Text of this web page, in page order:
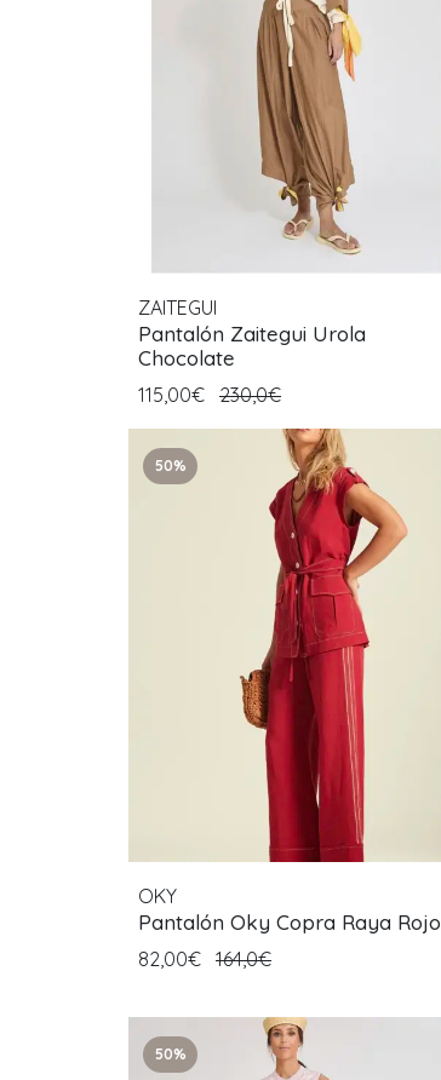
ZAITEGUI
Pantalón Zaitegui Urola
Chocolate
115,00€ 230,0€
50%
OKY
Pantalón Oky Copra Raya Rojo
82,00€ 164,0€
50%